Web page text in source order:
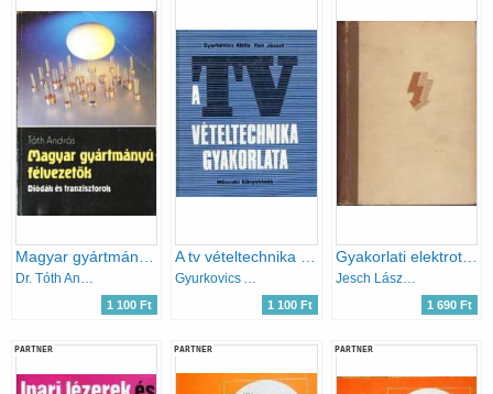
Dr. Tóth András
1 100 Ft
Gyurkovics Attila-Kun József
1 100 Ft
Gyakorlati elektrotechnika
Jesch László (szerk.)
1 690 Ft
PARTNER PARTNER PARTNER